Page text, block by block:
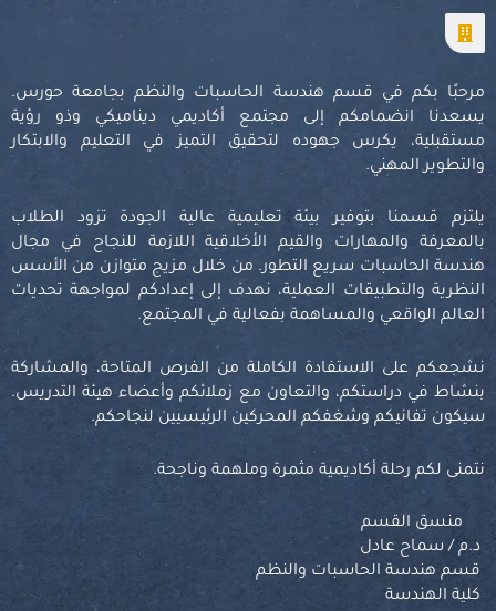
مرحبًا بكم في قسم هندسة الحاسبات والنظم بجامعة حورس.
يسعدنا انضمامكم إلى مجتمع أكاديمي ديناميكي وذو رؤية
مستقبلية، يكرس جهوده لتحقيق التميز في التعليم والابتكار
والتطوير المهني.
يلتزم قسمنا بتوفير بيئة تعليمية عالية الجودة تزود الطلاب
بالمعرفة والمهارات والقيم الأخلاقية اللازمة للنجاح في مجال
هندسة الحاسبات سريع التطور. من خلال مزيج متوازن من الأسس
النظرية والتطبيقات العملية، نهدف إلى إعدادكم لمواجهة تحديات
العالم الواقعي والمساهمة بفعالية في المجتمع.
نشجعكم على الاستفادة الكاملة من الفرص المتاحة، والمشاركة
بنشاط في دراستكم، والتعاون مع زملائكم وأعضاء هيئة التدريس.
سيكون تفانيكم وشغفكم المحركين الرئيسيين لنجاحكم.
نتمنى لكم رحلة أكاديمية مثمرة وملهمة وناجحة.
منسق القسم
د.م / سماح عادل
قسم هندسة الحاسبات والنظم
كلية الهندسة